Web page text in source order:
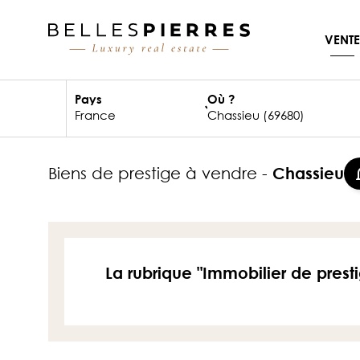
VENTE
Pays Où ?
biens de prestige à vendre - Chassieu
La rubrique "Immobilier de